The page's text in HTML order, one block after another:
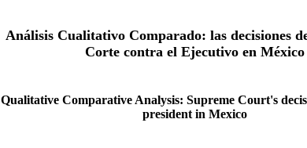
Análisis Cualitativo Comparado: las decisiones
Corte contra el Ejecutivo en México
Qualitative Comparative Analysis: Supreme Court's
president in Mexico